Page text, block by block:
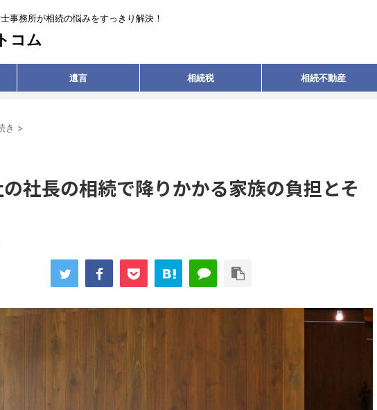
事務所が相続の悩みをすっきり解決！
コム
遺言 相続税 相続不動産
き >
の社長の相続で降りかかる家族の負担とそ